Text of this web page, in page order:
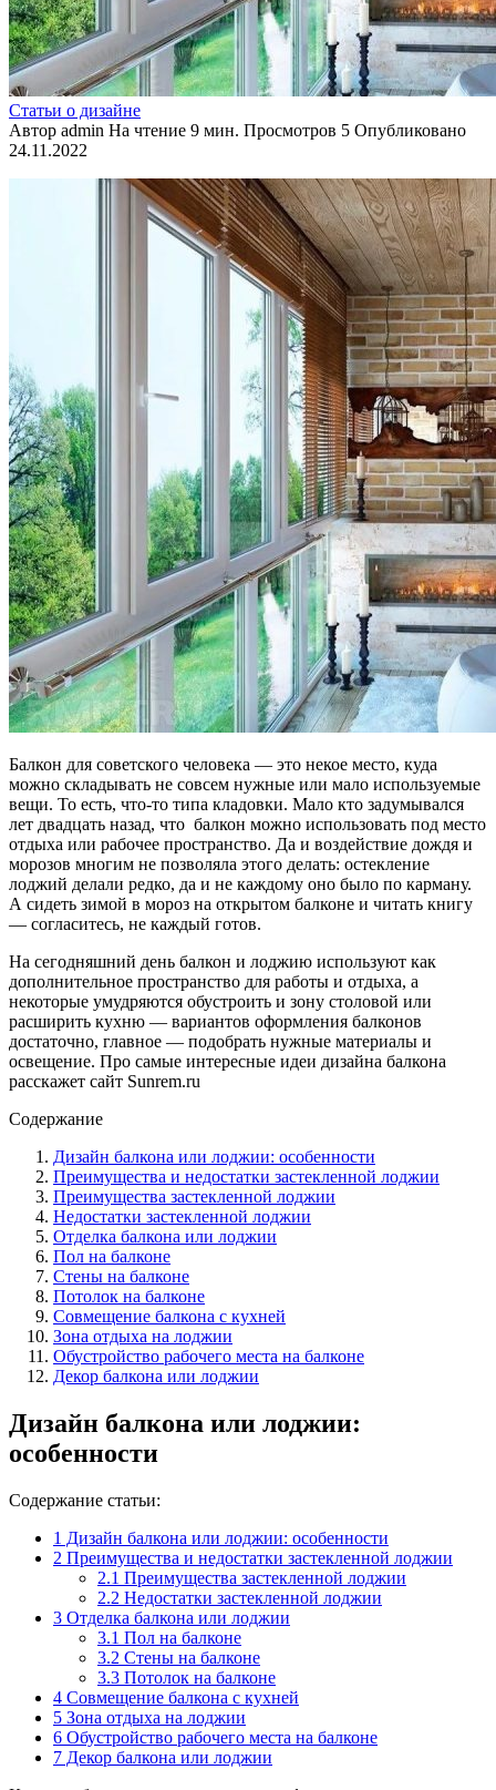
Статьи о дизайне
Автор admin На чтение 9 мин. Просмотров 5 Опубликовано
24.11.2022
Балкон для советского человека — это некое место, куда
можно складывать не совсем нужные или мало используемые
вещи. То есть, что-то типа кладовки. Мало кто задумывался
лет двадцать назад, что балкон можно использовать под место
отдыха или рабочее пространство. Да и воздействие дождя и
морозов многим не позволяла этого делать: остекление
лоджий делали редко, да и не каждому оно было по карману.
А сидеть зимой в мороз на открытом балконе и читать книгу
— согласитесь, не каждый готов.
На сегодняшний день балкон и лоджию используют как
дополнительное пространство для работы и отдыха, а
некоторые умудряются обустроить и зону столовой или
расширить кухню — вариантов оформления балконов
достаточно, главное — подобрать нужные материалы и
освещение. Про самые интересные идеи дизайна балкона
расскажет сайт Sunrem.ru
Содержание
Дизайн балкона или лоджии: особенности
Преимущества и недостатки застекленной лоджии
Преимущества застекленной лоджии
Недостатки застекленной лоджии
Отделка балкона или лоджии
Пол на балконе
Стены на балконе
Потолок на балконе
Совмещение балкона с кухней
Зона отдыха на лоджии
Обустройство рабочего места на балконе
Декор балкона или лоджии
Дизайн балкона или лоджии:
особенности
Содержание статьи:
1 Дизайн балкона или лоджии: особенности
2 Преимущества и недостатки застекленной лоджии
2.1 Преимущества застекленной лоджии
2.2 Недостатки застекленной лоджии
3 Отделка балкона или лоджии
3.1 Пол на балконе
3.2 Стены на балконе
3.3 Потолок на балконе
4 Совмещение балкона с кухней
5 Зона отдыха на лоджии
6 Обустройство рабочего места на балконе
7 Декор балкона или лоджии